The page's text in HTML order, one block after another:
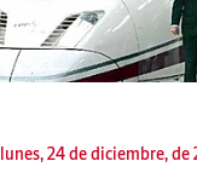
24 de diciembre, de